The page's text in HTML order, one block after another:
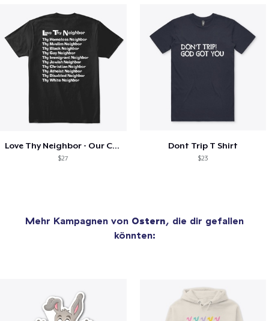
Love Thy Neighbor - Our Classic Design
$27
Dont Trip T Shirt
$23
Mehr Kampagnen von Ostern, die dir gefallen
könnten: